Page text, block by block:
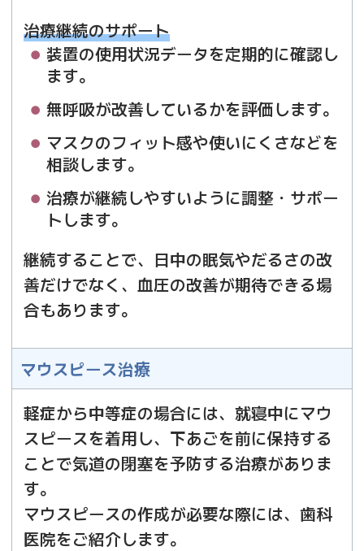
治療継続のサポート
装置の使用状況データを定期的に確認し
ます。
無呼吸が改善しているかを評価します。
マスクのフィット感や使いにくさなどを
相談します。
治療が継続しやすいように調整・サポー
トします。
継続することで、日中の眠気やだるさの改
善だけでなく、血圧の改善が期待できる場
合もあります。
マウスピース治療
軽症から中等症の場合には、就寝中にマウ
スピースを着用し、下あごを前に保持する
ことで気道の閉塞を予防する治療がありま
す。
マウスピースの作成が必要な際には、歯科
医院をご紹介します。